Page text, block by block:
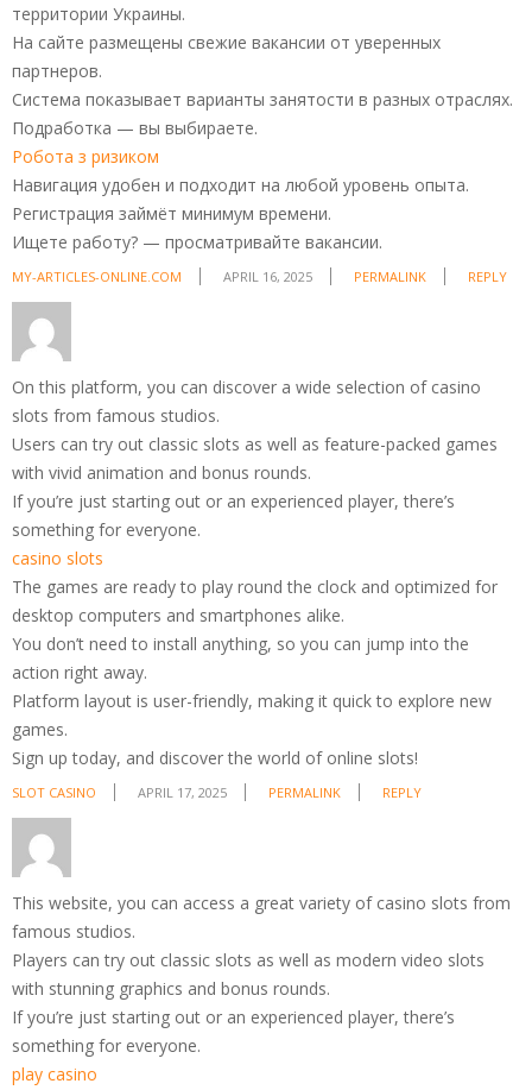
территории Украины.
На сайте размещены свежие вакансии от уверенных
партнеров.
Система показывает варианты занятости в разных отраслях.
Подработка — вы выбираете.
Робота з ризиком
Навигация удобен и подходит на любой уровень опыта.
Регистрация займёт минимум времени.
Ищете работу? — просматривайте вакансии.
MY-ARTICLES-ONLINE.COM APRIL 16, 2025 PERMALINK REPLY
On this platform, you can discover a wide selection of casino
slots from famous studios.
Users can try out classic slots as well as feature-packed games
with vivid animation and bonus rounds.
If you’re just starting out or an experienced player, there’s
something for everyone.
casino slots
The games are ready to play round the clock and optimized for
desktop computers and smartphones alike.
You don’t need to install anything, so you can jump into the
action right away.
Platform layout is user-friendly, making it quick to explore new
games.
Sign up today, and discover the world of online slots!
SLOT CASINO APRIL 17, 2025 PERMALINK REPLY
This website, you can access a great variety of casino slots from
famous studios.
Players can try out classic slots as well as modern video slots
with stunning graphics and bonus rounds.
If you’re just starting out or an experienced player, there’s
something for everyone.
play casino